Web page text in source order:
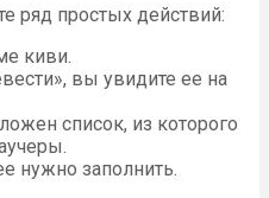
ряд простых действий:
киви.
вы увидите ее на
список, из которого
нужно заполнить.